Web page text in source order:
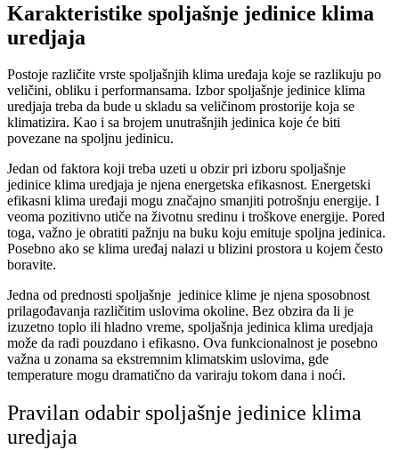
Karakteristike spoljašnje jedinice klima
uredjaja
Postoje različite vrste spoljašnjih klima uređaja koje se razlikuju po
veličini, obliku i performansama. Izbor spoljašnje jedinice klima
uredjaja treba da bude u skladu sa veličinom prostorije koja se
klimatizira. Kao i sa brojem unutrašnjih jedinica koje će biti
povezane na spoljnu jedinicu.
Jedan od faktora koji treba uzeti u obzir pri izboru spoljašnje
jedinice klima uredjaja je njena energetska efikasnost. Energetski
efikasni klima uređaji mogu značajno smanjiti potrošnju energije. I
veoma pozitivno utiče na životnu sredinu i troškove energije. Pored
toga, važno je obratiti pažnju na buku koju emituje spoljna jedinica.
Posebno ako se klima uređaj nalazi u blizini prostora u kojem često
boravite.
Jedna od prednosti spoljašnje jedinice klime je njena sposobnost
prilagođavanja različitim uslovima okoline. Bez obzira da li je
izuzetno toplo ili hladno vreme, spoljašnja jedinica klima uredjaja
može da radi pouzdano i efikasno. Ova funkcionalnost je posebno
važna u zonama sa ekstremnim klimatskim uslovima, gde
temperature mogu dramatično da variraju tokom dana i noći.
Pravilan odabir spoljašnje jedinice klima
uredjaja